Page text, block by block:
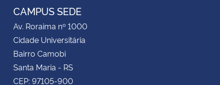
CAMPUS SEDE
Av. Roraima nº 1000
Cidade Universitária
Bairro Camobi
Santa Maria - RS
CEP: 97105-900